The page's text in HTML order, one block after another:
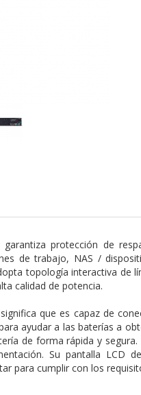
garantiza protección de
de trabajo, NAS /
topología interactiva de
calidad de potencia.
que es capaz de
ayudar a las baterías a
de forma rápida y
Su pantalla LCD
para cumplir con los